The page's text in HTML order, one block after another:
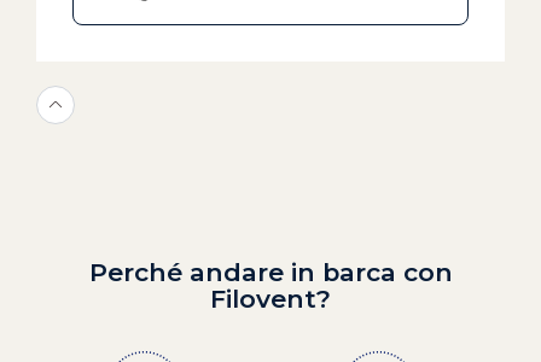
Perché andare in barca con
Filovent?